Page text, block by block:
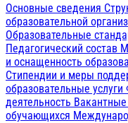
Основные сведения
образовательной
Образовательные
Педагогический состав
и оснащенность
Стипендии и меры
образовательные услуги
деятельность
обучающихся